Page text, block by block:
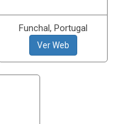
Funchal, Portugal
Ver Web